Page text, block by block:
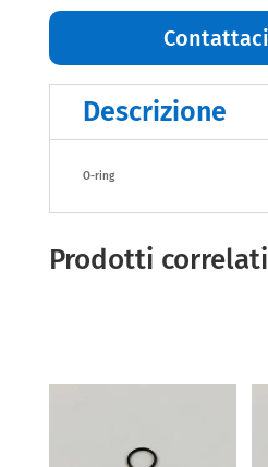
Contattaci
Descrizione
O-ring
Prodotti correlati